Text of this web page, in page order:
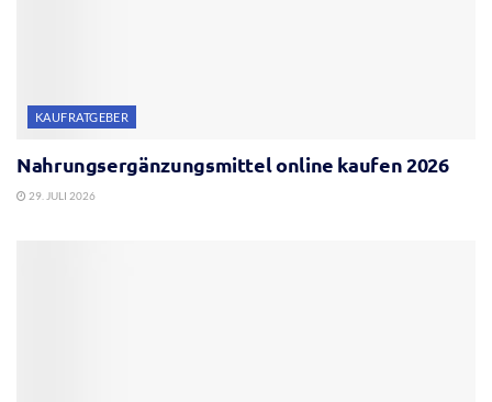
KAUFRATGEBER
Nahrungsergänzungsmittel online kaufen 2026
29. JULI 2026